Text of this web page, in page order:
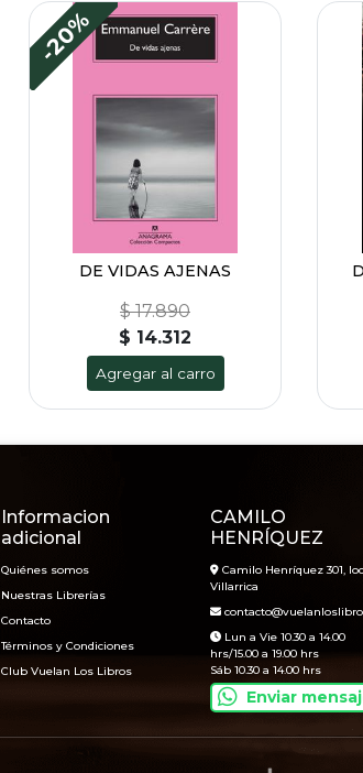
-20%
DE VIDAS AJENAS
$ 17.890
$ 14.312
Agregar al carro
Informacion
adicional
Quiénes somos
Nuestras Librerías
Contacto
Términos y Condiciones
Club Vuelan Los Libros
CAMILO
HENRÍQUEZ
Camilo Henríquez 301,
Villarrica
Lun a Vie 10.30 a 14.00
hrs/15.00 a 19.00 hrs
Sáb 10.30 a 14.00 hrs
Enviar